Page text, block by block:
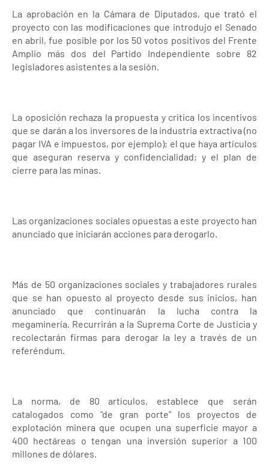
La aprobación en la Cámara de Diputados, que trató el
proyecto con las modificaciones que introdujo el Senado
en abril, fue posible por los 50 votos positivos del Frente
Amplio más dos del Partido Independiente sobre 82
legisladores asistentes a la sesión.
La oposición rechaza la propuesta y critica los incentivos
que se darán a los inversores de la industria extractiva (no
pagar IVA e impuestos, por ejemplo); el que haya artículos
que aseguran reserva y confidencialidad; y el plan de
cierre para las minas.
Las organizaciones sociales opuestas a este proyecto han
anunciado que iniciarán acciones para derogarlo.
Más de 50 organizaciones sociales y trabajadores rurales
que se han opuesto al proyecto desde sus inicios, han
anunciado que continuarán la lucha contra la
megaminería. Recurrirán a la Suprema Corte de Justicia y
recolectarán firmas para derogar la ley a través de un
referéndum.
La norma, de 80 artículos, establece que serán
catalogados como "de gran porte" los proyectos de
explotación minera que ocupen una superficie mayor a
400 hectáreas o tengan una inversión superior a 100
millones de dólares.